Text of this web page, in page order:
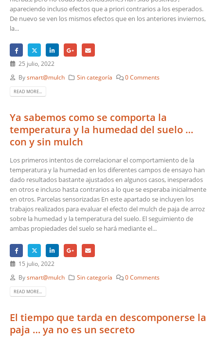
apareciendo incluso efectos que a priori contrarios a los esperados.
De nuevo se ven los mismos efectos que en los anteriores inviernos,
la...
25 julio, 2022
Bysmart@mulch Sin categoría 0 Comments
READ MORE...
Ya sabemos como se comporta la
temperatura y la humedad del suelo …
con y sin mulch
Los primeros intentos de correlacionar el comportamiento de la
temperatura y la humedad en los diferentes campos de ensayo han
dado resultados bastante ajustados en algunos casos, inesperados
en otros e incluso hasta contrarios a lo que se esperaba inicialmente
en otros. Parcelas sensorizadas En este apartado se incluyen los
trabajos realizados para evaluar el efecto del mulch de paja de arroz
sobre la humedad y la temperatura del suelo. El seguimiento de
ambas propiedades del suelo se hará mediante el...
15 julio, 2022
Bysmart@mulch Sin categoría 0 Comments
READ MORE...
El tiempo que tarda en descomponerse la
paja … ya no es un secreto